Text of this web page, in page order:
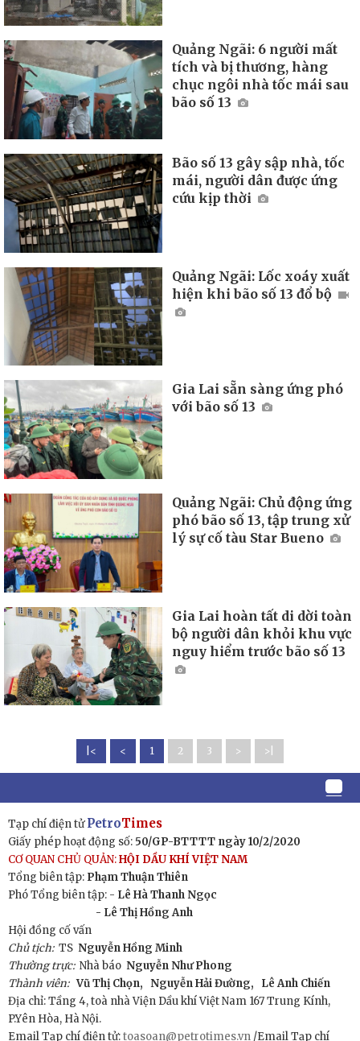
Quảng Ngãi: 6 người mất
tích và bị thương, hàng
chục ngôi nhà tốc mái sau
bão số 13
Bão số 13 gây sập nhà, tốc
mái, người dân được ứng
cứu kịp thời
Quảng Ngãi: Lốc xoáy xuất
hiện khi bão số 13 đổ bộ
Gia Lai sẵn sàng ứng phó
với bão số 13
Quảng Ngãi: Chủ động ứng
phó bão số 13, tập trung xử
lý sự cố tàu Star Bueno
Gia Lai hoàn tất di dời toàn
bộ người dân khỏi khu vực
nguy hiểm trước bão số 13
|< < 1 2 3 > >|
Tạp chí điện tửPetroTimes
Giấy phép hoạt động số: 50/GP-BTTTT ngày 10/2/2020
CƠ QUAN CHỦ QUẢN:HỘI DẦU KHÍ VIỆT NAM
Tổng biên tập: Phạm Thuận Thiên
Phó Tổng biên tập: - Lê Hà Thanh Ngọc
- Lê Thị Hồng Anh
Hội đồng cố vấn
Chủ tịch:TS Nguyễn Hồng Minh
Thường trực: Nhà báo Nguyễn Như Phong
Thành viên: Vũ Thị Chọn, Nguyễn Hải Đường,
Lê Anh Chiến
Địa chỉ: Tầng 4, toà nhà Viện Dầu khí Việt Nam 167 Trung Kính,
P.Yên Hòa, Hà Nội.
Email Tạp chí điện tử:toasoan@petrotimes.vn /Email Tạp chí